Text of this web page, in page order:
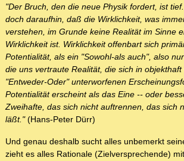
"Der Bruch, den die neue Physik fordert, ist
doch daraufhin, daß die Wirklichkeit, was
verstehen, im Grunde keine Realität im Sinne
Wirklichkeit ist. Wirklichkeit offenbart sich
Potentialität, als ein "Sowohl-als auch", also
die uns vertraute Realität, die sich in
"Entweder-Oder" unterworfenen
Potentialität erscheint als das Eine -- oder
Zweihafte, das sich nicht auftrennen, das sich
läßt."(Hans-Peter Dürr)
Und genau deshalb sucht alles unbemerkt
zieht es alles Rationale (Zielversprechende)